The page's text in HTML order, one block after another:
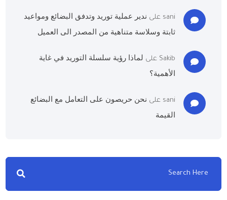
sani على ندير عملية توريد وتدفق البضائع ومواعيد
ثابتة وسلاسة متناهية من المصدر الى العميل
Sakib على لماذا رؤية سلسلة التوريد في غاية
الأهمية؟
sani على نحن حريصون على التعامل مع البضائع
القيمة